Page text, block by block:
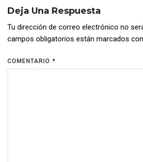
Deja Una Respuesta
Tu dirección de correo electrónico no
campos obligatorios están marcados con
COMENTARIO *